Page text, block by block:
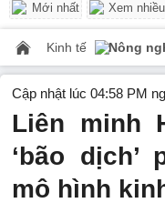
Mới nhất Xem nhiều
Kinh tế Nông
Cập nhật lúc 04:58 PM
Liên minh
‘bão dịch’
mô hình